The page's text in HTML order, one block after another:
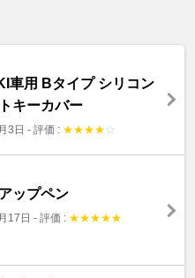
車用 Bタイプ シリコン
キーカバー
3日 - 評価 : ★★★★ ☆
ップペン
17日 - 評価 : ★★★★★